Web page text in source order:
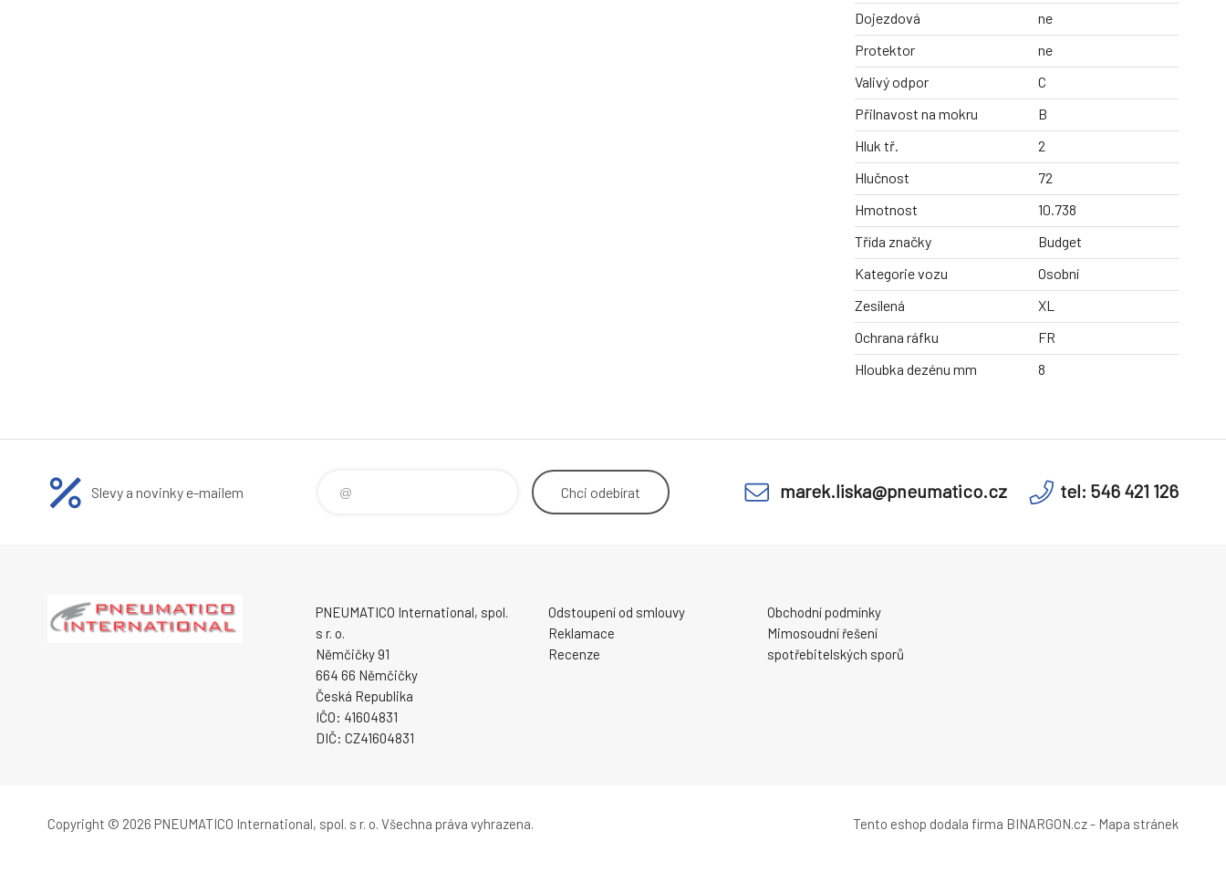
Dojezdová
ne
Protektor
ne
Valivý odpor
C
Přilnavost na mokru
B
Hluk tř.
2
Hlučnost
72
Hmotnost
10.738
Třída značky
Budget
Kategorie vozu
Osobní
Zesílená
XL
Ochrana ráfku
FR
Hloubka dezénu mm
8
Slevy a novinky e-mailem Chci odebírat marek.liska@pneumatico.cz tel: 546 421 126
PNEUMATICO International, spol.
s r. o.
Němčičky 91
664 66 Němčičky
Česká Republika
IČO: 41604831
DIČ: CZ41604831
Odstoupení od smlouvy
Reklamace
Recenze
Obchodní podmínky
Mimosoudní řešení
spotřebitelských sporů
Copyright © 2026 PNEUMATICO International, spol. s r. o. Všechna práva vyhrazena. Tento eshop dodala firma BINARGON.cz- Mapa stránek